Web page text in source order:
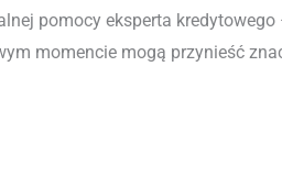
pomocy eksperta kredytowego
momencie mogą przynieść